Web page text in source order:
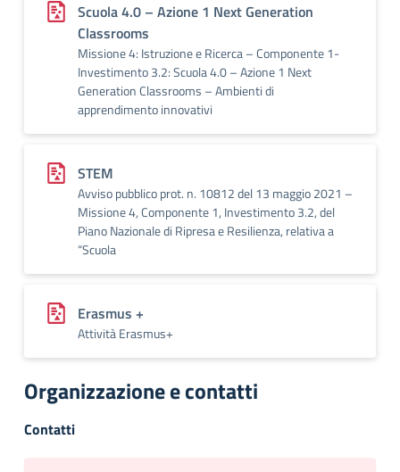
Scuola 4.0 – Azione 1 Next Generation
Classrooms
Missione 4: Istruzione e Ricerca – Componente 1-
Investimento 3.2: Scuola 4.0 – Azione 1 Next
Generation Classrooms – Ambienti di
apprendimento innovativi
STEM
Avviso pubblico prot. n. 10812 del 13 maggio 2021 –
Missione 4, Componente 1, Investimento 3.2, del
Piano Nazionale di Ripresa e Resilienza, relativa a
“Scuola
Erasmus +
Attività Erasmus+
Organizzazione e contatti
Contatti